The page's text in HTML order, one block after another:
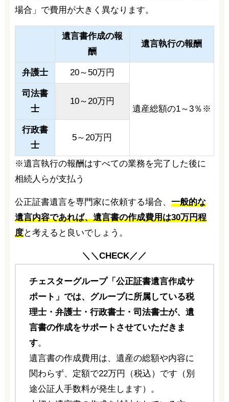
場合」で費用が大きく異なります。
遺言書作成の報
酬
遺言執行の報酬
弁護士 20～50万円
遺産総額の1～3％※
司法書
士
10～20万円
行政書
士
5～20万円
※遺言執行の報酬はすべての業務を完了した後に
相続人らが支払う
公正証書遺言を専門家に依頼する場合、 一般的な
遺言内容であれば、遺言書の作成費用は30万円程
度と考えると良いでしょう。
＼＼CHECK／／
チェスターグループ「公正証書遺言作成サ
ポート」では、グループに所属している税
理士・弁護士・行政書士・司法書士が、遺
言書の作成をサポートさせていただきま
す。
遺言書の作成費用は、遺産の総額や内容に
関わらず、定額で22万円（税込）です（別
途公証人手数料が発生します）。